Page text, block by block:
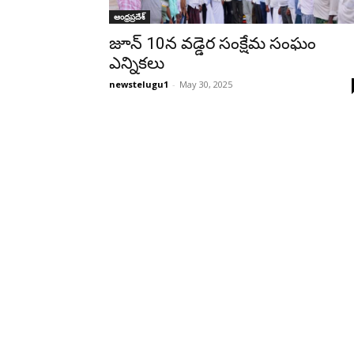
ఆంధ్రప్రదేశ్‌
జూన్ 10న వడ్డెర సంక్షేమ సంఘం
ఎన్నికలు
newstelugu1 - May 30, 2025